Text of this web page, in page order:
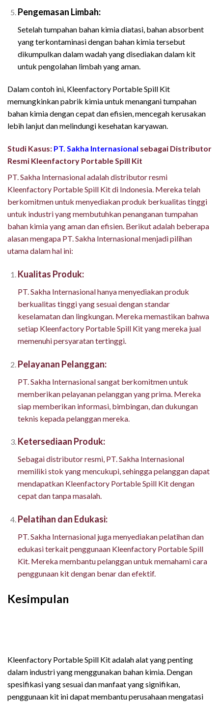
Pengemasan Limbah:
Setelah tumpahan bahan kimia diatasi, bahan absorbent
yang terkontaminasi dengan bahan kimia tersebut
dikumpulkan dalam wadah yang disediakan dalam kit
untuk pengolahan limbah yang aman.
Dalam contoh ini, Kleenfactory Portable Spill Kit
memungkinkan pabrik kimia untuk menangani tumpahan
bahan kimia dengan cepat dan efisien, mencegah kerusakan
lebih lanjut dan melindungi kesehatan karyawan.
Studi Kasus: PT. Sakha Internasional sebagai Distributor
Resmi Kleenfactory Portable Spill Kit
PT. Sakha Internasional adalah distributor resmi
Kleenfactory Portable Spill Kit di Indonesia. Mereka telah
berkomitmen untuk menyediakan produk berkualitas tinggi
untuk industri yang membutuhkan penanganan tumpahan
bahan kimia yang aman dan efisien. Berikut adalah beberapa
alasan mengapa PT. Sakha Internasional menjadi pilihan
utama dalam hal ini:
Kualitas Produk:
PT. Sakha Internasional hanya menyediakan produk
berkualitas tinggi yang sesuai dengan standar
keselamatan dan lingkungan. Mereka memastikan bahwa
setiap Kleenfactory Portable Spill Kit yang mereka jual
memenuhi persyaratan tertinggi.
Pelayanan Pelanggan:
PT. Sakha Internasional sangat berkomitmen untuk
memberikan pelayanan pelanggan yang prima. Mereka
siap memberikan informasi, bimbingan, dan dukungan
teknis kepada pelanggan mereka.
Ketersediaan Produk:
Sebagai distributor resmi, PT. Sakha Internasional
memiliki stok yang mencukupi, sehingga pelanggan dapat
mendapatkan Kleenfactory Portable Spill Kit dengan
cepat dan tanpa masalah.
Pelatihan dan Edukasi:
PT. Sakha Internasional juga menyediakan pelatihan dan
edukasi terkait penggunaan Kleenfactory Portable Spill
Kit. Mereka membantu pelanggan untuk memahami cara
penggunaan kit dengan benar dan efektif.
Kesimpulan
Kleenfactory Portable Spill Kit adalah alat yang penting
dalam industri yang menggunakan bahan kimia. Dengan
spesifikasi yang sesuai dan manfaat yang signifikan,
penggunaan kit ini dapat membantu perusahaan mengatasi